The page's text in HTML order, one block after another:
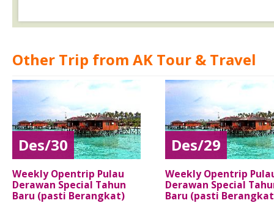
Other Trip from AK Tour & Travel
Des/30
Weekly Opentrip Pulau
Derawan Special Tahun
Baru (pasti Berangkat)
Des/29
Weekly Opentrip
Derawan Special
Baru (pasti